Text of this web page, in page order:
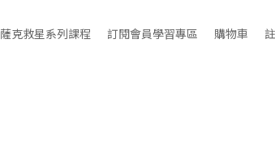
薩克救星系列課程 訂閱會員學習專區 購物車